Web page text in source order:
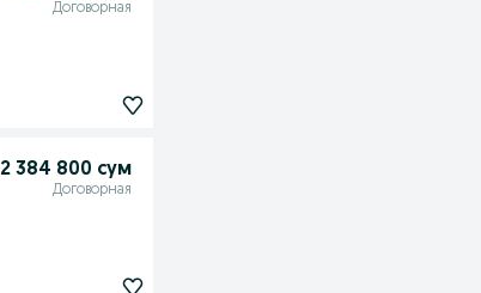
Договорная
2 384 800 сум
Договорная